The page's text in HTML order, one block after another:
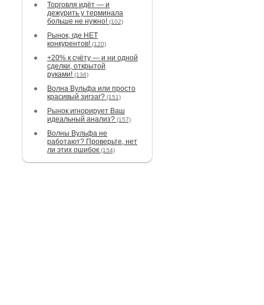
Торговля идёт — и
дежурить у терминала
больше не нужно! (102)
Рынок, где НЕТ
конкурентов! (120)
+20% к счёту — и ни одной
сделки, открытой
руками! (136)
Волна Вульфа или просто
красивый зигзаг? (151)
Рынок игнорирует Ваш
идеальный анализ? (157)
Волны Вульфа не
работают? Проверьте, нет
ли этих ошибок (154)